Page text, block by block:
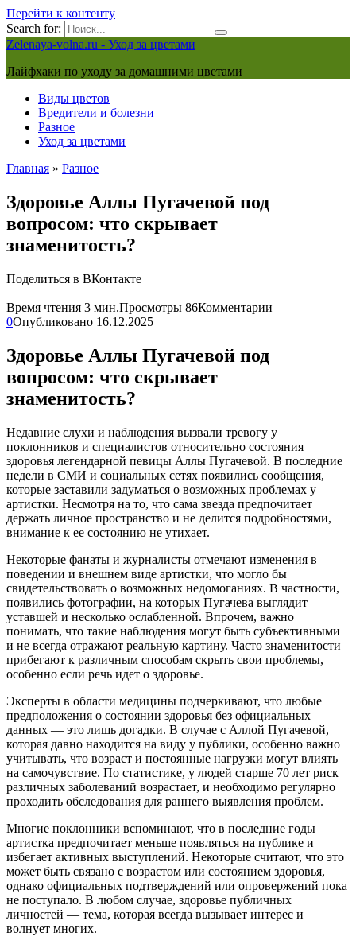
Перейти к контенту
Search for:
Zelenaya-volna.ru - Уход за цветами
Лайфхаки по уходу за домашними цветами
Виды цветов
Вредители и болезни
Разное
Уход за цветами
Главная » Разное
Здоровье Аллы Пугачевой под
вопросом: что скрывает
знаменитость?
Поделиться в ВКонтакте
Время чтения 3 мин.Просмотры 86Комментарии
0Опубликовано 16.12.2025
Здоровье Аллы Пугачевой под
вопросом: что скрывает
знаменитость?
Недавние слухи и наблюдения вызвали тревогу у
поклонников и специалистов относительно состояния
здоровья легендарной певицы Аллы Пугачевой. В последние
недели в СМИ и социальных сетях появились сообщения,
которые заставили задуматься о возможных проблемах у
артистки. Несмотря на то, что сама звезда предпочитает
держать личное пространство и не делится подробностями,
внимание к ее состоянию не утихает.
Некоторые фанаты и журналисты отмечают изменения в
поведении и внешнем виде артистки, что могло бы
свидетельствовать о возможных недомоганиях. В частности,
появились фотографии, на которых Пугачева выглядит
уставшей и несколько ослабленной. Впрочем, важно
понимать, что такие наблюдения могут быть субъективными
и не всегда отражают реальную картину. Часто знаменитости
прибегают к различным способам скрыть свои проблемы,
особенно если речь идет о здоровье.
Эксперты в области медицины подчеркивают, что любые
предположения о состоянии здоровья без официальных
данных — это лишь догадки. В случае с Аллой Пугачевой,
которая давно находится на виду у публики, особенно важно
учитывать, что возраст и постоянные нагрузки могут влиять
на самочувствие. По статистике, у людей старше 70 лет риск
различных заболеваний возрастает, и необходимо регулярно
проходить обследования для раннего выявления проблем.
Многие поклонники вспоминают, что в последние годы
артистка предпочитает меньше появляться на публике и
избегает активных выступлений. Некоторые считают, что это
может быть связано с возрастом или состоянием здоровья,
однако официальных подтверждений или опровержений пока
не поступало. В любом случае, здоровье публичных
личностей — тема, которая всегда вызывает интерес и
волнует многих.